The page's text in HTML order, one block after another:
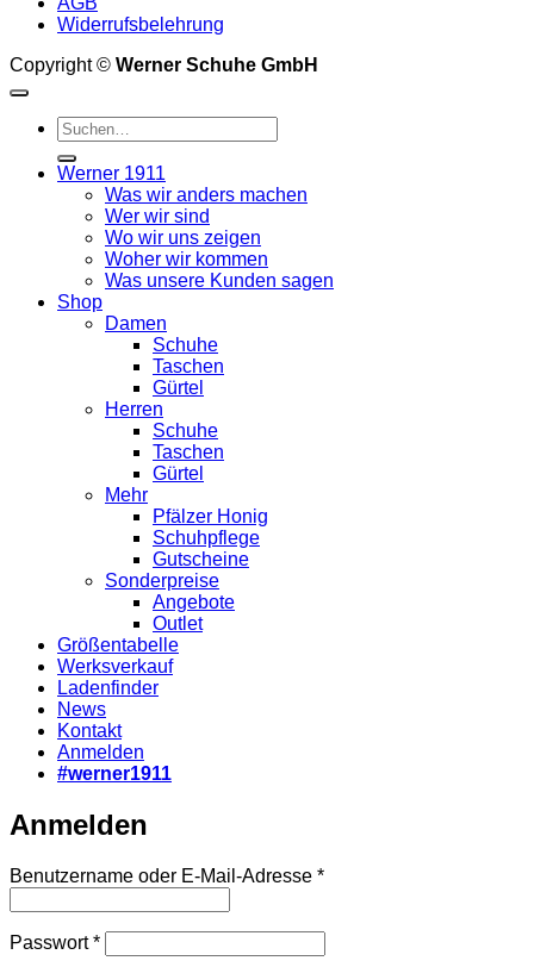
Widerrufsbelehrung
Copyright © Werner Schuhe GmbH
Suche
nach:
Werner 1911
Was wir anders machen
Wer wir sind
Wo wir uns zeigen
Woher wir kommen
Was unsere Kunden sagen
Shop
Damen
Schuhe
Taschen
Gürtel
Herren
Schuhe
Taschen
Gürtel
Mehr
Pfälzer Honig
Schuhpflege
Gutscheine
Sonderpreise
Angebote
Outlet
Größentabelle
Werksverkauf
Ladenfinder
News
Kontakt
Anmelden
#werner1911
Anmelden
Benutzername oder E-Mail-Adresse *Erforderlich
Passwort*Erforderlich